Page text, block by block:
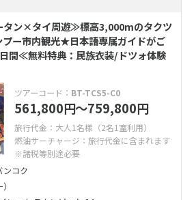
タン×タイ周遊≫標高3,000mのタクツ
ー市内観光★日本語専属ガイドがご
間≪無料特典：民族衣装/ドツォ体験
ツアーコード： BT-TCS5-C0
561,800円〜759,800円
旅行代金：大人1名様（2名1室利用）
燃油サーチャージ：旅行代金に含まれます
※諸税等別途必要
ンコク